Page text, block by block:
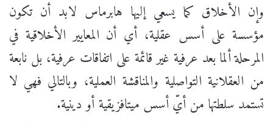
وإن الأخلاق كما يسعي إليها هابرماس لابد أن تكون
مؤسسة على أسس عقلية، أي أن المعايير الأخلاقية في
المرحلة ألما بعد عرفية غير قائمة على اتفاقات عرفية، بل نابعة
من العقلانية التواصلية والمناقشة العملية، وبالتالي فهي لا
تستمد سلطتها من أيّ أسس ميتافزيقية أو دينية.